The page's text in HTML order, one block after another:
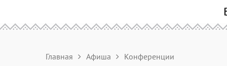
Главная Афиша Конференции